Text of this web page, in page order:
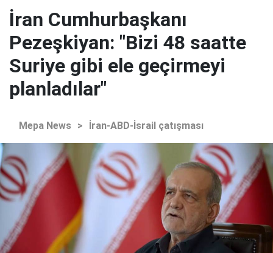
İran Cumhurbaşkanı
Pezeşkiyan: "Bizi 48 saatte
Suriye gibi ele geçirmeyi
planladılar"
Mepa News > İran-ABD-İsrail çatışması